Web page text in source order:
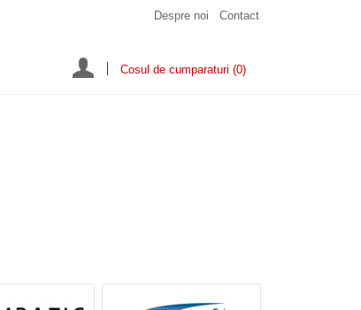
Despre noi Contact
Cosul de cumparaturi (0)